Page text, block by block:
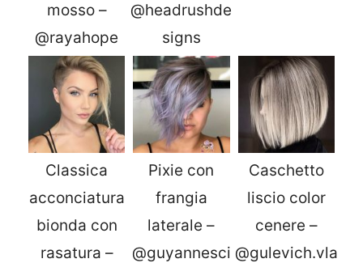
mosso –
@rayahope
@headrushde
signs
Classica
acconciatura
bionda con
rasatura –
Pixie con
frangia
laterale –
@guyannesci
Caschetto
liscio color
cenere –
@gulevich.vla